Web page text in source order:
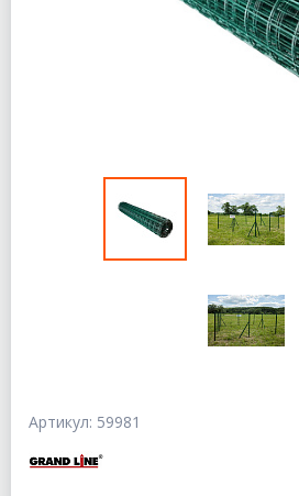
Артикул: 59981